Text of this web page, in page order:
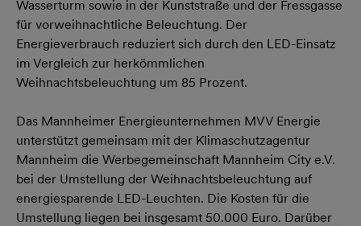
Wasserturm sowie in der Kunststraße und der Fressgasse
für vorweihnachtliche Beleuchtung. Der
Energieverbrauch reduziert sich durch den LED-Einsatz
im Vergleich zur herkömmlichen
Weihnachtsbeleuchtung um 85 Prozent.
Das Mannheimer Energieunternehmen MVV Energie
unterstützt gemeinsam mit der Klimaschutzagentur
Mannheim die Werbegemeinschaft Mannheim City e.V.
bei der Umstellung der Weihnachtsbeleuchtung auf
energiesparende LED-Leuchten. Die Kosten für die
Umstellung liegen bei insgesamt 50.000 Euro. Darüber